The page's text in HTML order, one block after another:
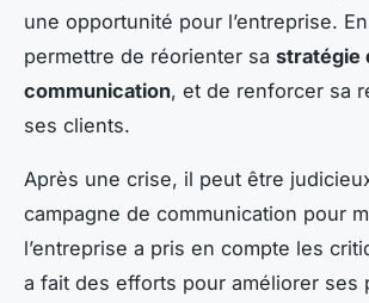
une opportunité pour l’entreprise.
permettre de réorienter sa stratégie
communication, et de renforcer sa
ses clients.
Après une crise, il peut être
campagne de communication pour
l’entreprise a pris en compte les
a fait des efforts pour améliorer ses